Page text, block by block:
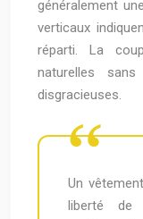
généralement
verticaux
réparti. La
naturelles
disgracieuses.
Un
liberté de